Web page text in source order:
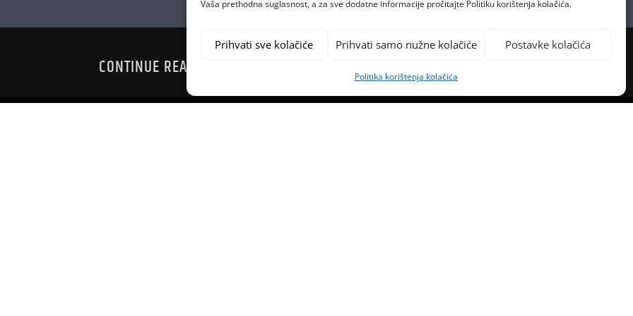
Vaša prethodna suglasnost, a za sve dodatne informacije pročitajte Politiku korištenja kolačića.
Prihvati sve kolačiće Prihvati samo nužne kolačiće Postavke kolačića
Politika korištenja kolačića
CONTINUE READING